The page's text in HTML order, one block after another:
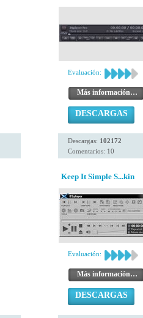
Evaluación:
Más información…
DESCARGAS
Descargas: 102172
Comentarios: 10
Keep It Simple S...kin
Evaluación:
Más información…
DESCARGAS